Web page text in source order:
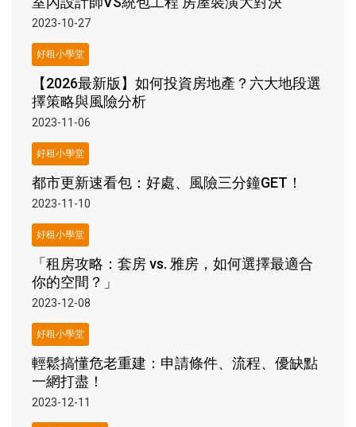
2023-10-27
好租小學堂
【2026最新版】如何投資房地產？六大地段選
擇策略與風險分析
2023-11-06
好租小學堂
都市更新速看包：好處、風險三分鐘GET！
2023-11-10
好租小學堂
「租房攻略：套房 vs. 雅房，如何選擇最適合
你的空間？」
2023-12-08
好租小學堂
輕鬆搞懂危老重建：申請條件、流程、優缺點
一網打盡！
2023-12-11